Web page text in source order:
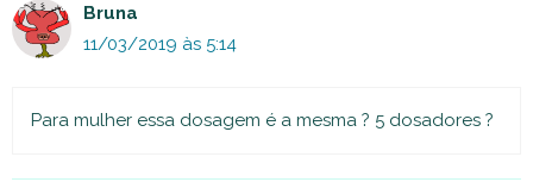
Bruna
11/03/2019 às 5:14
Para mulher essa dosagem é a mesma ? 5 dosadores ?